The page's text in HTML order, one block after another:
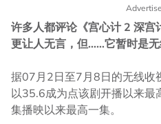
许多人都评论《宫心计 2 深宫
更让人无言，但……它暂时是无
据07月2日至7月8日的无线收
以35.6成为点该剧开播以来
集播映以来最高一集。